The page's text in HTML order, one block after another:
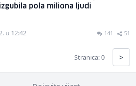
pola miliona ljudi
u 12:42 141 51
Stranica: 0 >